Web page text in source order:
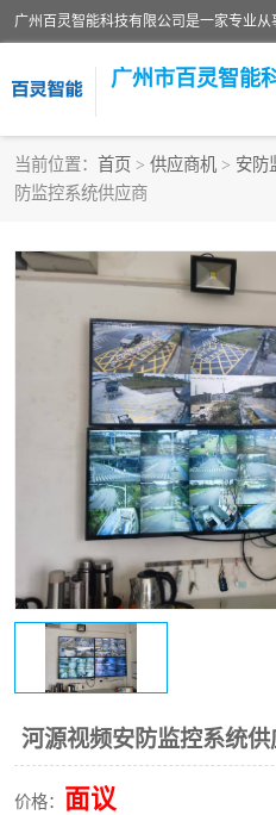
广州市百灵智能
当前位置： 首页 > 供应商机 > 安防
防监控系统供应商
河源视频安防监控系统供
价格： 面议
安防监控红外报警系统
人脸识别系统